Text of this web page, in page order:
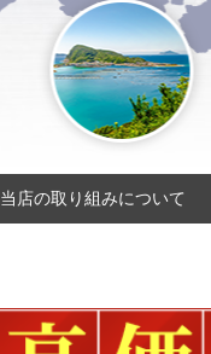
店の取り組みについて